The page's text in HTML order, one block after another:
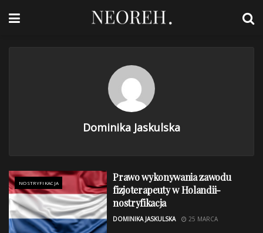
Dominika Jaskulska
NOSTRYFIKACJA
Prawo wykonywania zawodu
fizjoterapeuty w Holandii-
nostryfikacja
DOMINIKA JASKULSKA 25 MARCA